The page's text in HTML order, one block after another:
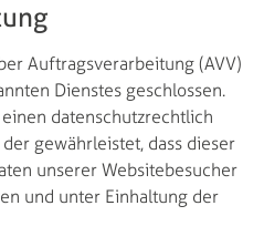
Auftragsverarbeitung (AVV)
Dienstes geschlossen.
datenschutzrechtlich
gewährleistet, dass dieser
unserer Websitebesucher
und unter Einhaltung der